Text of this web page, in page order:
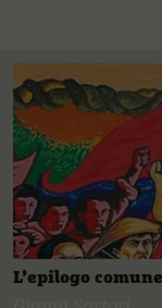
L’epilogo